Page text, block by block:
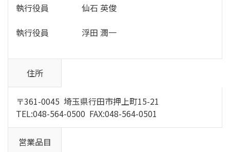
執行役員 仙石 英俊
執行役員 浮田 潤一
住所
〒361-0045 埼玉県行田市押上町15-21
TEL:048-564-0500 FAX:048-564-0501
営業品目